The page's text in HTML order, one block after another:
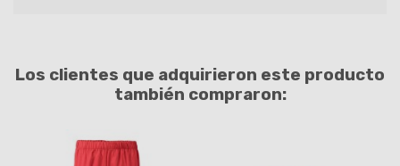
Los clientes que adquirieron este producto
también compraron: